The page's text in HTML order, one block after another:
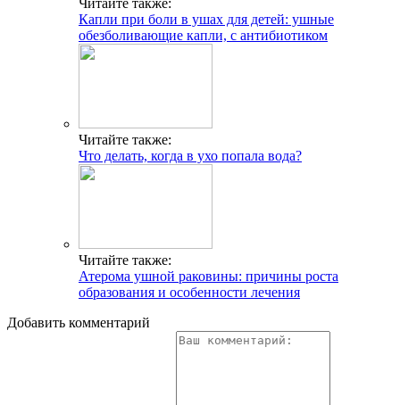
Читайте также:
Капли при боли в ушах для детей: ушные
обезболивающие капли, с антибиотиком
Читайте также:
Что делать, когда в ухо попала вода?
Читайте также:
Атерома ушной раковины: причины роста
образования и особенности лечения
Добавить комментарий